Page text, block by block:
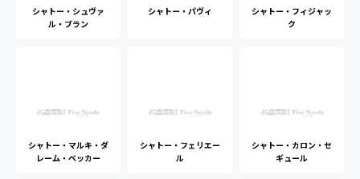
シャトー・シュヴァ
ル・ブラン
シャトー・パヴィ
シャトー・フィジャッ
ク
シャトー・マルキ・ダ
レーム・ベッカー
シャトー・フェリエー
ル
シャトー・カロン・セ
ギュール